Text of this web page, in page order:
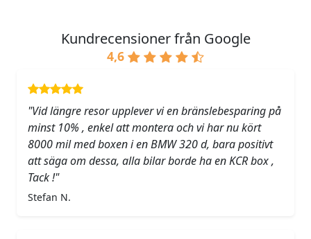
Kundrecensioner från Google
4,6
"Vid längre resor upplever vi en bränslebesparing på
minst 10% , enkel att montera och vi har nu kört
8000 mil med boxen i en BMW 320 d, bara positivt
att säga om dessa, alla bilar borde ha en KCR box ,
Tack !"
Stefan N.